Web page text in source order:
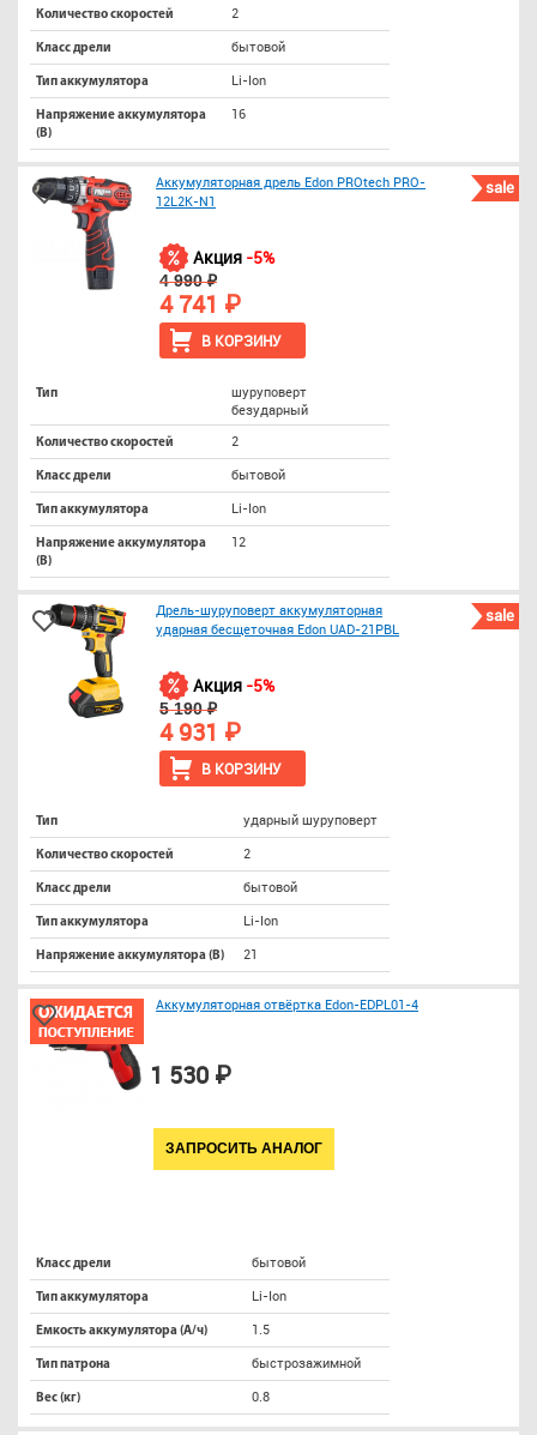
Количество скоростей 2
Класс дрели бытовой
Тип аккумулятора Li-Ion
Напряжение аккумулятора
(В)
16
sale
Аккумуляторная дрель Edon PROtech PRO-
12L2K-N1
В КОРЗИНУ
Акция -5%
4 990 ₽
4 741 ₽
Тип
шуруповерт
безударный
Количество скоростей 2
Класс дрели бытовой
Тип аккумулятора Li-Ion
Напряжение аккумулятора
(В)
12
sale
Дрель-шуруповерт аккумуляторная
ударная бесщеточная Edon UAD-21PBL
В КОРЗИНУ
Акция -5%
5 190 ₽
4 931 ₽
Тип ударный шуруповерт
Количество скоростей 2
Класс дрели бытовой
Тип аккумулятора Li-Ion
Напряжение аккумулятора (В) 21
Аккумуляторная отвёртка Edon-EDPL01-4
1 530 ₽
ЗАПРОСИТЬ АНАЛОГ
Класс дрели бытовой
Тип аккумулятора Li-Ion
Емкость аккумулятора (А/ч) 1.5
Тип патрона быстрозажимной
Вес (кг) 0.8